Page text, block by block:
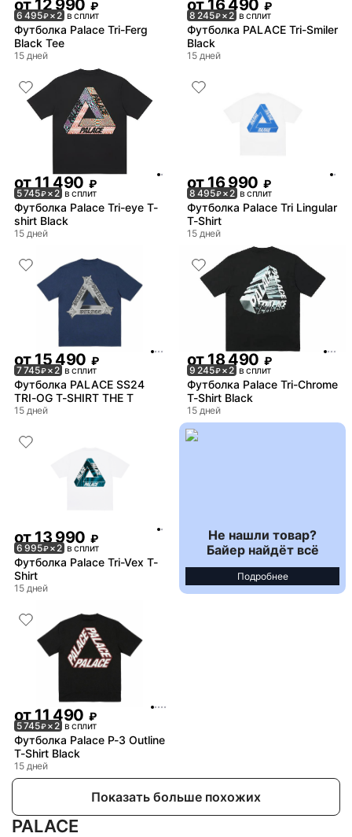
от12 990 ₽
6 495₽× 2 в сплит
Футболка Palace Tri-Ferg
Black Tee
15 дней
от16 490 ₽
8 245₽× 2 в сплит
Футболка PALACE Tri-Smiler
Black
15 дней
от 11 490 ₽
5 745₽× 2 в сплит
Футболка Palace Tri-eye T-
shirt Black
15 дней
от 16 990 ₽
8 495₽× 2 в сплит
Футболка Palace Tri Lingular
T-Shirt
15 дней
от15 490 ₽
7 745₽× 2 в сплит
Футболка PALACE SS24
TRI-OG T-SHIRT THE T
15 дней
от18 490 ₽
9 245₽× 2 в сплит
Футболка Palace Tri-Chrome
T-Shirt Black
15 дней
от13 990 ₽
6 995₽× 2 в сплит
Футболка Palace Tri-Vex T-
Shirt
15 дней
Не нашли товар?
Байер найдёт всё
Подробнее
от 11 490 ₽
5 745₽× 2 в сплит
Футболка Palace P-3 Outline
T-Shirt Black
15 дней
Показать больше похожих
PALACE